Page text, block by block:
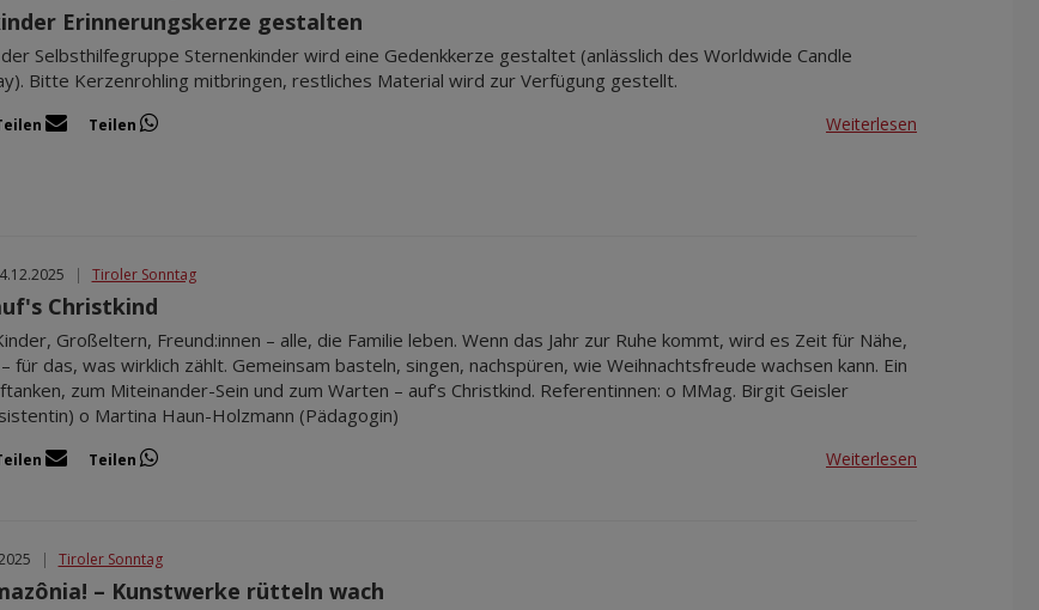
Erinnerungskerze gestalten
Selbsthilfegruppe Sternenkinder wird eine Gedenkkerze gestaltet (anlässlich des Worldwide Candle
Bitte Kerzenrohling mitbringen, restliches Material wird zur Verfügung gestellt.
Teilen Weiterlesen
| Tiroler Sonntag
Christkind
Großeltern, Freund:innen – alle, die Familie leben. Wenn das Jahr zur Ruhe kommt, wird es Zeit für Nähe,
für das, was wirklich zählt. Gemeinsam basteln, singen, nachspüren, wie Weihnachtsfreude wachsen kann. Ein
zum Miteinander-Sein und zum Warten – auf’s Christkind. Referentinnen: o MMag. Birgit Geisler
o Martina Haun-Holzmann (Pädagogin)
Teilen Weiterlesen
| Tiroler Sonntag
– Kunstwerke rütteln wach